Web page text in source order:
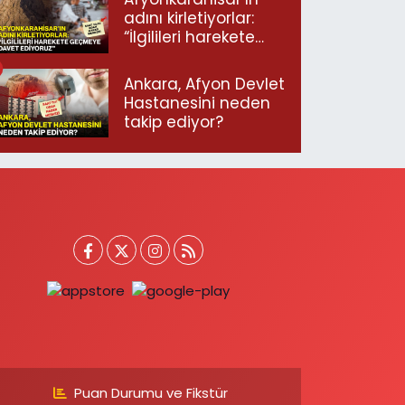
adını kirletiyorlar:
“İlgilileri harekete
ediyoruz”
Ankara, Afyon Devlet
Hastanesini neden
takip ediyor?
Puan Durumu ve Fikstür